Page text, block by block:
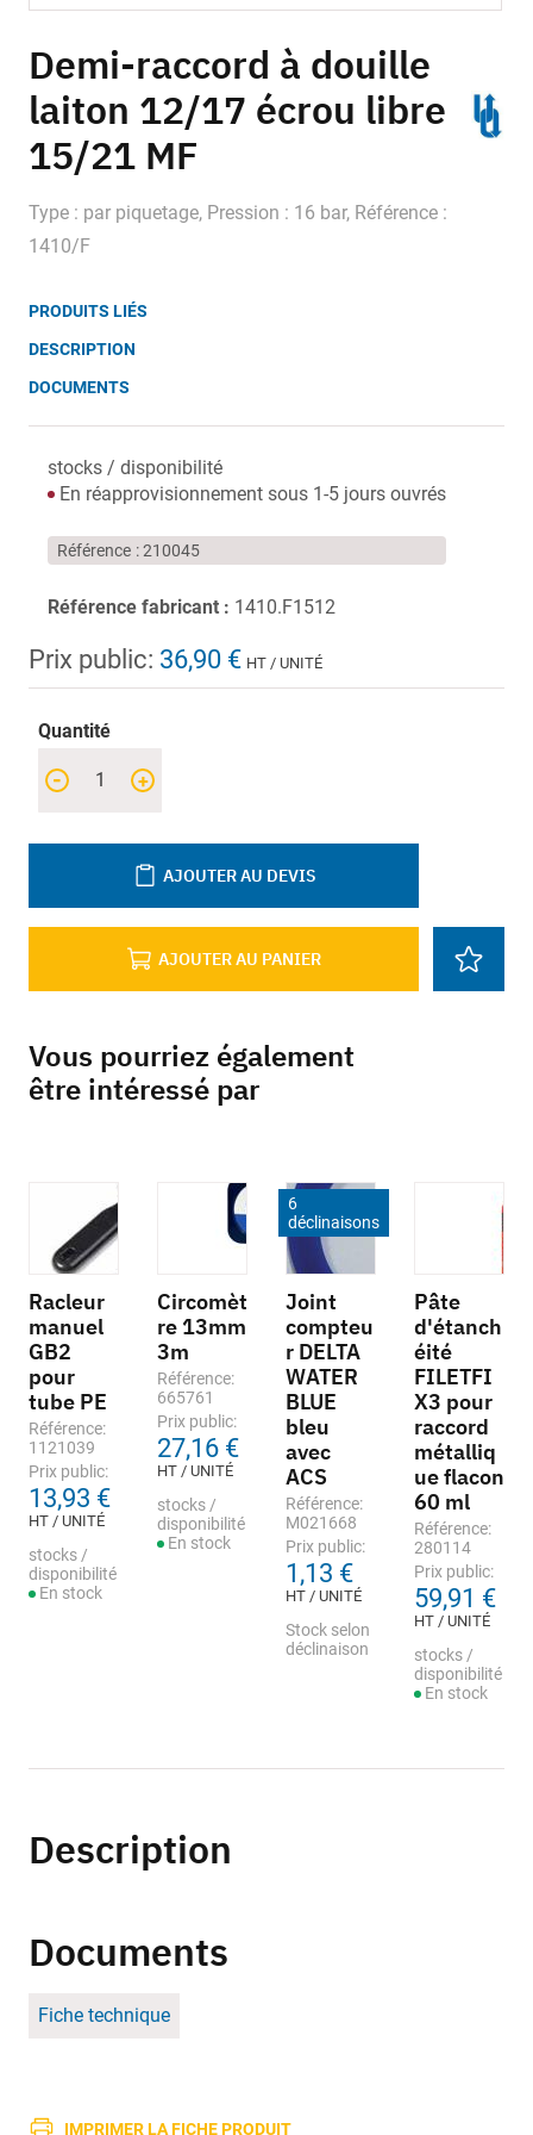
to
the
beginning
of
the
images
gallery
Demi-raccord à douille
laiton 12/17 écrou libre
15/21 MF
Type : par piquetage, Pression : 16 bar, Référence :
1410/F
PRODUITS LIÉS
DESCRIPTION
DOCUMENTS
stocks / disponibilité
En réapprovisionnement sous 1-5 jours ouvrés
Référence 210045
Référence fabricant : 1410.F1512
Prix public: 36,90 € HT / UNITÉ
Quantité
+
-
AJOUTER AU PANIER
AJOUTER AU DEVIS
Vous pourriez également
être intéressé par
Racleur
manuel
GB2
pour
tube PE
Référence:
1121039
Prix public:
13,93 €
HT / UNITÉ
stocks /
disponibilité
En stock
Circomèt
re 13mm
3m
Référence:
665761
Prix public:
27,16 €
HT / UNITÉ
stocks /
disponibilité
En stock
6
déclinaisons
Joint
compteu
r DELTA
WATER
BLUE
bleu
avec
ACS
Référence:
M021668
Prix public:
1,13 €
HT / UNITÉ
Stock selon
déclinaison
Pâte
d'étanch
éité
FILETFI
X3 pour
raccord
métalliq
ue flacon
60 ml
Référence:
280114
Prix public:
59,91 €
HT / UNITÉ
stocks /
disponibilité
En stock
Description
Documents
Fiche technique
IMPRIMER LA FICHE PRODUIT